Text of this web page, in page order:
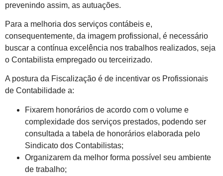
prevenindo assim, as autuações.
Para a melhoria dos serviços contábeis e,
consequentemente, da imagem profissional, é necessário
buscar a contínua excelência nos trabalhos realizados, seja
o Contabilista empregado ou terceirizado.
A postura da Fiscalização é de incentivar os Profissionais
de Contabilidade a:
Fixarem honorários de acordo com o volume e
complexidade dos serviços prestados, podendo ser
consultada a tabela de honorários elaborada pelo
Sindicato dos Contabilistas;
Organizarem da melhor forma possível seu ambiente
de trabalho;